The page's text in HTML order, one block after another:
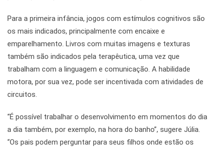
Para a primeira infância, jogos com estímulos cognitivos são
os mais indicados, principalmente com encaixe e
emparelhamento. Livros com muitas imagens e texturas
também são indicados pela terapêutica, uma vez que
trabalham com a linguagem e comunicação. A habilidade
motora, por sua vez, pode ser incentivada com atividades de
circuitos.
“É possível trabalhar o desenvolvimento em momentos do dia
a dia também, por exemplo, na hora do banho”, sugere Júlia.
“Os pais podem perguntar para seus filhos onde estão os